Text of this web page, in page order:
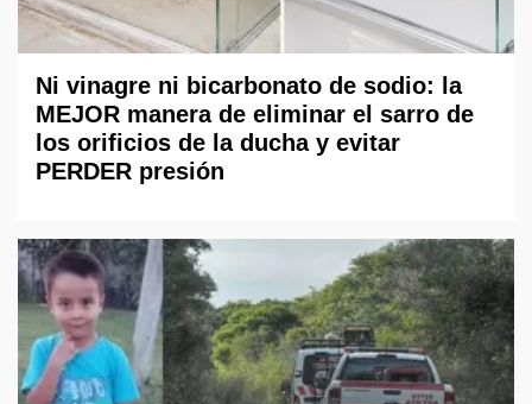
Ni vinagre ni bicarbonato de sodio: la
MEJOR manera de eliminar el sarro de
los orificios de la ducha y evitar
PERDER presión